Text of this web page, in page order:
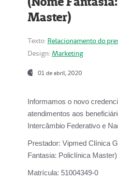
Master)
Texto: Relacionamento do
Design: Marketing
01 de abril, 2020
Informamos o novo
atendimentos aos
Intercâmbio Federativo e
Prestador: Vipmed Clínica
Fantasia: Policlínica Master)
Matrícula: 51004349-0